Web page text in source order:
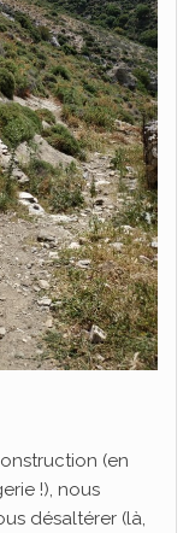
(en
!), nous
désaltérer (là,